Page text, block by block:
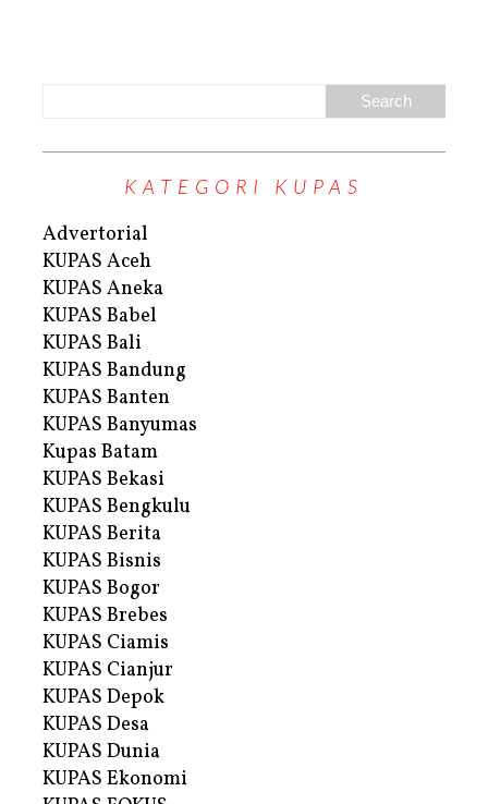
KATEGORI KUPAS
Advertorial
KUPAS Aceh
KUPAS Aneka
KUPAS Babel
KUPAS Bali
KUPAS Bandung
KUPAS Banten
KUPAS Banyumas
Kupas Batam
KUPAS Bekasi
KUPAS Bengkulu
KUPAS Berita
KUPAS Bisnis
KUPAS Bogor
KUPAS Brebes
KUPAS Ciamis
KUPAS Cianjur
KUPAS Depok
KUPAS Desa
KUPAS Dunia
KUPAS Ekonomi